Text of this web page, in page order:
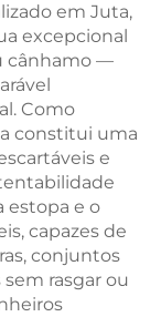
em Juta,
excepcional
cânhamo —
Como
constitui uma
e
estopa e o
capazes de
conjuntos
rasgar ou